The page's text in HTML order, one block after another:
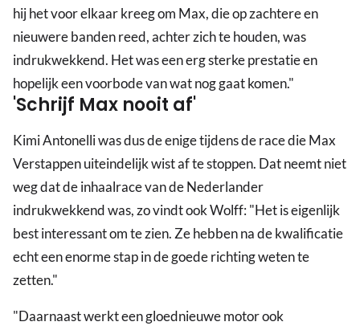
hij het voor elkaar kreeg om Max, die op zachtere en
nieuwere banden reed, achter zich te houden, was
indrukwekkend. Het was een erg sterke prestatie en
hopelijk een voorbode van wat nog gaat komen."
'Schrijf Max nooit af'
Kimi Antonelli was dus de enige tijdens de race die Max
Verstappen uiteindelijk wist af te stoppen. Dat neemt niet
weg dat de inhaalrace van de Nederlander
indrukwekkend was, zo vindt ook Wolff: "Het is eigenlijk
best interessant om te zien. Ze hebben na de kwalificatie
echt een enorme stap in de goede richting weten te
zetten."
"Daarnaast werkt een gloednieuwe motor ook